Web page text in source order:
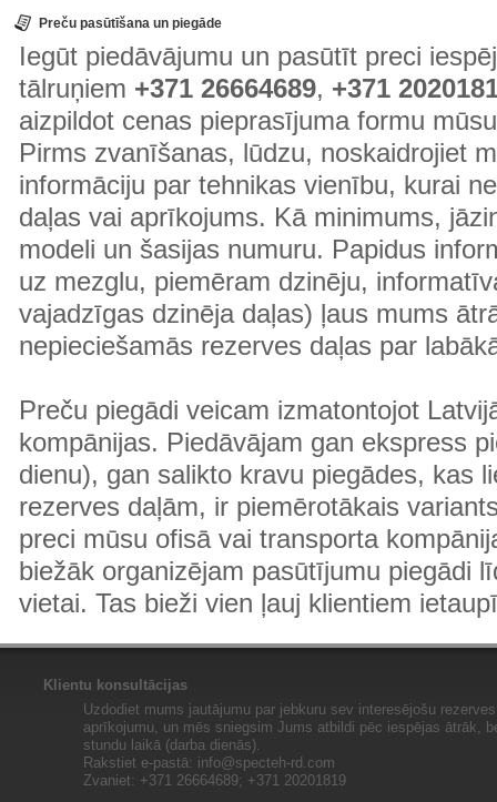
Preču pasūtīšana un piegāde
Iegūt piedāvājumu un pasūtīt preci
tālruņiem +371 26664689, +371
aizpildot cenas pieprasījuma formu
Pirms zvanīšanas, lūdzu, noskaidrojiet
informāciju par tehnikas vienību, kurai
daļas vai aprīkojums. Kā minimums,
modeli un šasijas numuru. Papidus
uz mezglu, piemēram dzinēju,
vajadzīgas dzinēja daļas) ļaus mums
nepieciešamās rezerves daļas par
Preču piegādi veicam izmatontojot
kompānijas. Piedāvājam gan ekspress
dienu), gan salikto kravu piegādes, kas
rezerves daļām, ir piemērotākais
preci mūsu ofisā vai transporta
biežāk organizējam pasūtījumu piegādi
vietai. Tas bieži vien ļauj klientiem
Klientu konsultācijas
Uzdodiet mums jautājumu par jebkuru sev interesējošu
aprīkojumu, un mēs sniegsim Jums atbildi pēc iespējas ātrāk,
stundu laikā (darba dienās).
Rakstiet e-pastā: info@specteh-rd.com
Zvaniet: +371 26664689; +371 20201819